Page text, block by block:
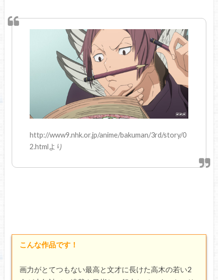
http://www9.nhk.or.jp/anime/bakuman/3rd/story/0
2.htmlより
こんな作品です！
画力がとてつもない最高と文才に長けた高木の若い2